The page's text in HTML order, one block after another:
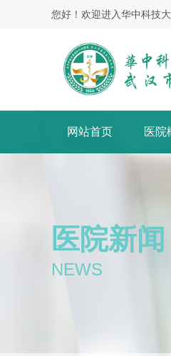
您好！欢迎进入华中科技
网站首页 医院
医院新闻
NEWS